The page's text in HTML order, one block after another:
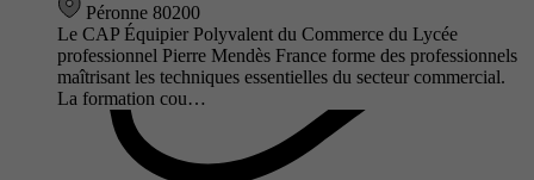
Péronne 80200
Le CAP Équipier Polyvalent du Commerce du Lycée
professionnel Pierre Mendès France forme des professionnels
maîtrisant les techniques essentielles du secteur commercial.
La formation cou…